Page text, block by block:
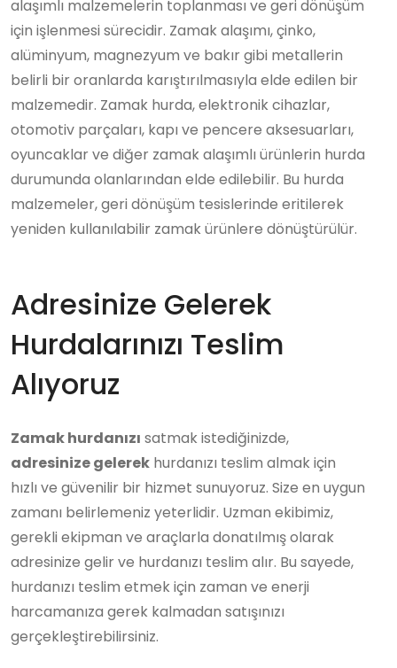
alaşımlı malzemelerin toplanması ve geri dönüşüm
için işlenmesi sürecidir. Zamak alaşımı, çinko,
alüminyum, magnezyum ve bakır gibi metallerin
belirli bir oranlarda karıştırılmasıyla elde edilen bir
malzemedir. Zamak hurda, elektronik cihazlar,
otomotiv parçaları, kapı ve pencere aksesuarları,
oyuncaklar ve diğer zamak alaşımlı ürünlerin hurda
durumunda olanlarından elde edilebilir. Bu hurda
malzemeler, geri dönüşüm tesislerinde eritilerek
yeniden kullanılabilir zamak ürünlere dönüştürülür.
Adresinize Gelerek
Hurdalarınızı Teslim
Alıyoruz
Zamak hurdanızı satmak istediğinizde,
adresinize gelerek hurdanızı teslim almak için
hızlı ve güvenilir bir hizmet sunuyoruz. Size en uygun
zamanı belirlemeniz yeterlidir. Uzman ekibimiz,
gerekli ekipman ve araçlarla donatılmış olarak
adresinize gelir ve hurdanızı teslim alır. Bu sayede,
hurdanızı teslim etmek için zaman ve enerji
harcamanıza gerek kalmadan satışınızı
gerçekleştirebilirsiniz.